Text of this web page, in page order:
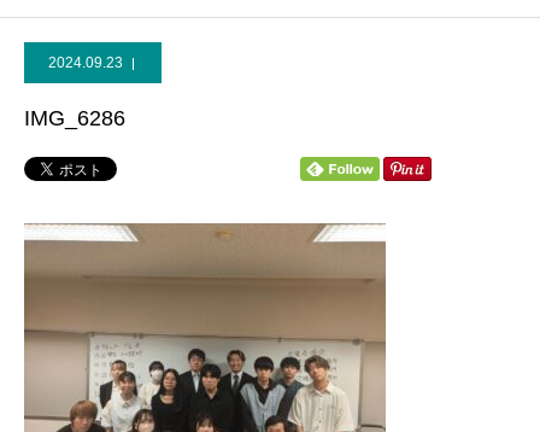
2024.09.23
IMG_6286
応援する
個人献金